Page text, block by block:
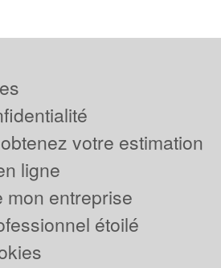
votre estimation
ligne
mon entreprise
étoilé